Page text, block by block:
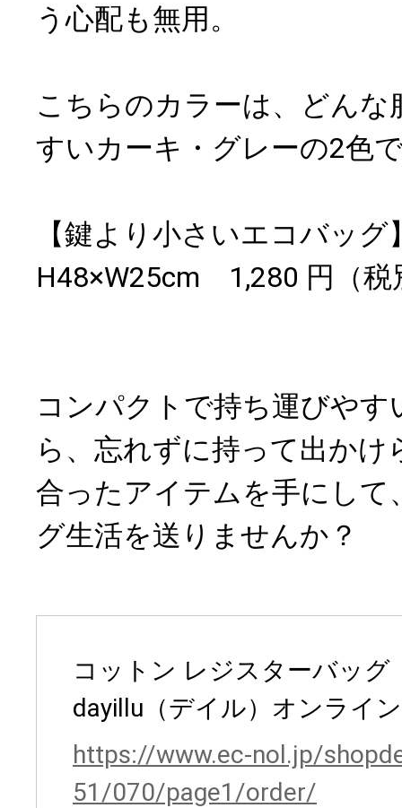
う心配も無用。
こちらのカラーは、どんな
すいカーキ・グレーの2色
【鍵より小さいエコバッ
H48×W25cm 1,280 円（税
コンパクトで持ち運びや
ら、忘れずに持って出かけ
合ったアイテムを手にして
グ生活を送りませんか？
コットン レジスターバッ
dayillu（デイル）オンライ
https://www.ec-nol.jp/
51/070/page1/order/